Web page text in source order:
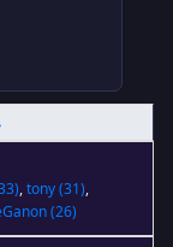
,tony(31),
(26)